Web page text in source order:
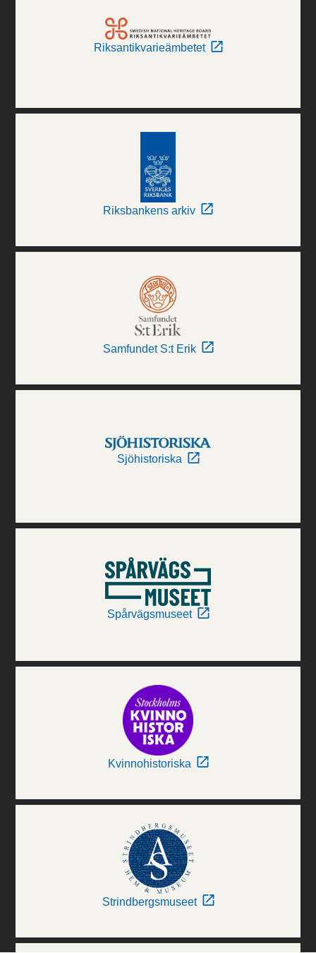
Riksantikvarieämbetet
Riksbankens arkiv
Samfundet S:t Erik
Sjöhistoriska
Spårvägsmuseet
Kvinnohistoriska
Strindbergsmuseet